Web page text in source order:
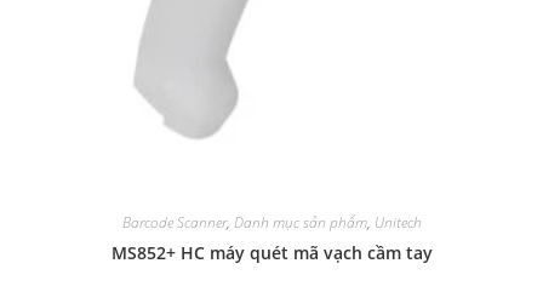
Barcode Scanner, Danh mục sản phẩm, Unitech
MS852+ HC máy quét mã vạch cầm tay